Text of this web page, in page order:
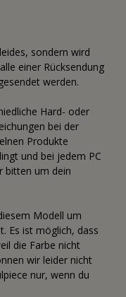
sondern wird
einer Rücksendung
werden.
Hard- oder
bei der
Produkte
und bei jedem PC
bitten um dein
Modell um
Es ist möglich, dass
die Farbe nicht
wir leider nicht
nur, wenn du